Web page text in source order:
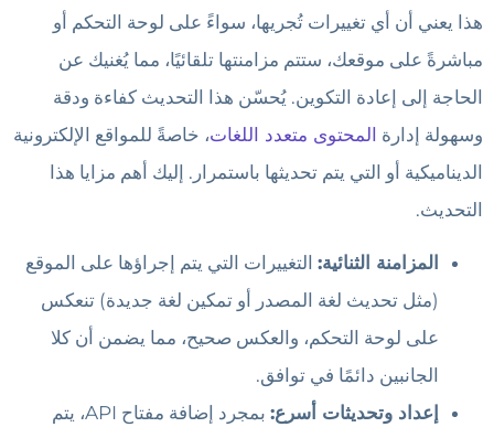
هذا يعني أن أي تغييرات تُجريها، سواءً على لوحة التحكم أو
مباشرةً على موقعك، ستتم مزامنتها تلقائيًا، مما يُغنيك عن
الحاجة إلى إعادة التكوين. يُحسّن هذا التحديث كفاءة ودقة
وسهولة إدارة المحتوى متعدد اللغات، خاصةً للمواقع الإلكترونية
الديناميكية أو التي يتم تحديثها باستمرار. إليك أهم مزايا هذا
التحديث.
المزامنة الثنائية: التغييرات التي يتم إجراؤها على الموقع
(مثل تحديث لغة المصدر أو تمكين لغة جديدة) تنعكس
على لوحة التحكم، والعكس صحيح، مما يضمن أن كلا
الجانبين دائمًا في توافق.
إعداد وتحديثات أسرع:
بمجرد إضافة مفتاح API، يتم